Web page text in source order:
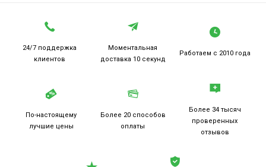
24/7 поддержка
клиентов
Моментальная
доставка 10 секунд
Работаем с 2010 года
По-настоящему
лучшие цены
Более 20 способов
оплаты
Более 34 тысяч
проверенных
отзывов